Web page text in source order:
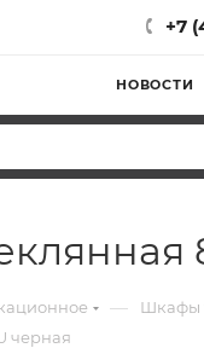
+7
НОВОСТИ
— Шкафы
черная